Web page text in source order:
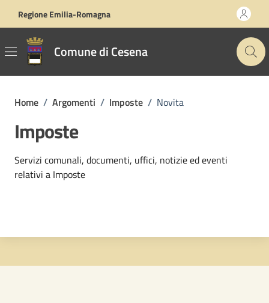
Regione Emilia-Romagna
Comune di Cesena
Home / Argomenti / Imposte / Novita
Imposte
Dettagli dell'argomento
Servizi comunali, documenti, uffici, notizie ed eventi
relativi a Imposte